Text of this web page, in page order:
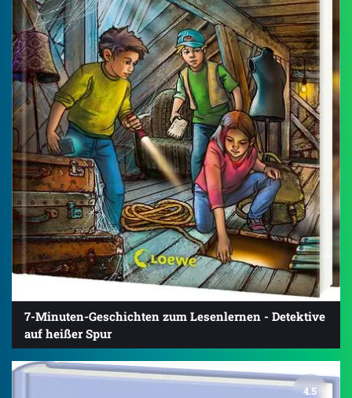
7-Minuten-Geschichten zum Lesenlernen - Detektive
auf heißer Spur
4.5